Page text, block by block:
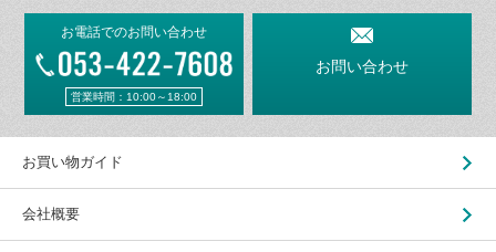
お電話でのお問い合わせ
営業時間：10:00～18:00
お問い合わせ
お買い物ガイド
会社概要